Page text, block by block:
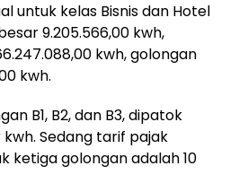
untuk kelas Bisnis dan Hotel
9.205.566,00 kwh,
kwh, golongan
kwh.
B1, B2, dan B3, dipatok
Sedang tarif pajak
ketiga golongan adalah 10